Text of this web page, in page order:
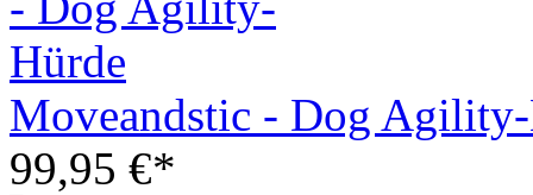
Moveandstic - Dog
99,95 €*